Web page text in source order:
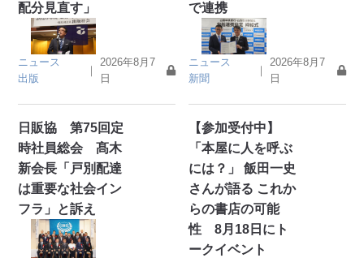
配分見直す」
ニュース
出版
｜
2026年8月7
日
で連携
ニュース
新聞
｜
2026年8月7
日
日販協 第75回定
時社員総会 髙木
新会長「戸別配達
は重要な社会イン
フラ」と訴え
【参加受付中】
「本屋に人を呼ぶ
には？」 飯田一史
さんが語る これか
らの書店の可能
性 8月18日にト
ークイベント